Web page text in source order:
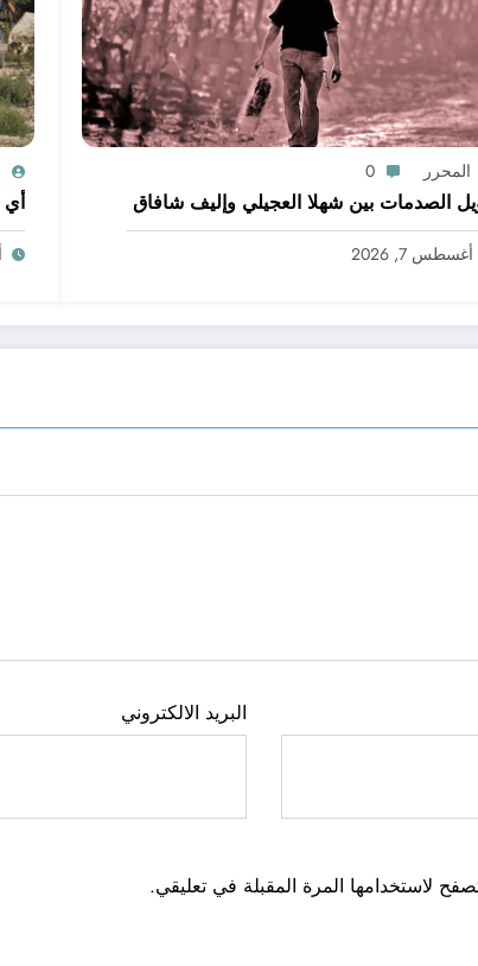
المحرر 0
الصدمات بين شهلا العجيلي وإليف شافاق
أغسطس 7, 2026
أي
البريد الالكتروني
لاستخدامها المرة المقبلة في تعليقي.